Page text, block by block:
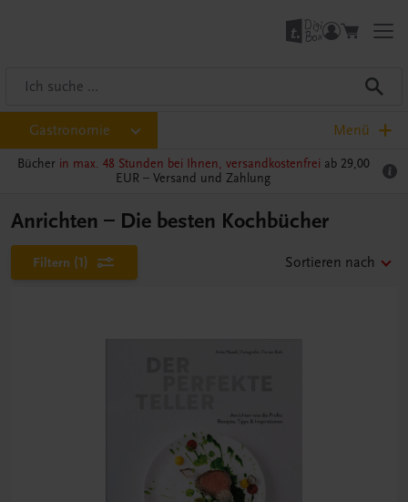
Gastronomie Menü
Bücher in max. 48 Stunden bei Ihnen, versandkostenfrei ab 29,00
EUR – Versand und Zahlung
Anrichten – Die besten Kochbücher
Filtern (1) Sortieren nach